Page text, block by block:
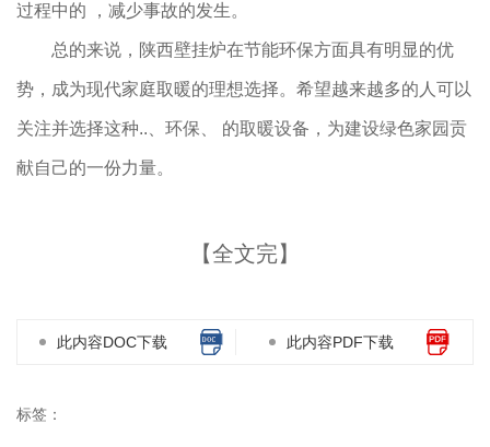
过程中的 ，减少事故的发生。
总的来说，陕西壁挂炉在节能环保方面具有明显的优
势，成为现代家庭取暖的理想选择。希望越来越多的人可以
关注并选择这种..、环保、 的取暖设备，为建设绿色家园贡
献自己的一份力量。
【全文完】
此内容DOC下载 此内容PDF下载
标签：